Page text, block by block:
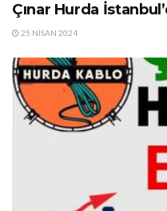
Çınar Hurda
25 NISAN 2024